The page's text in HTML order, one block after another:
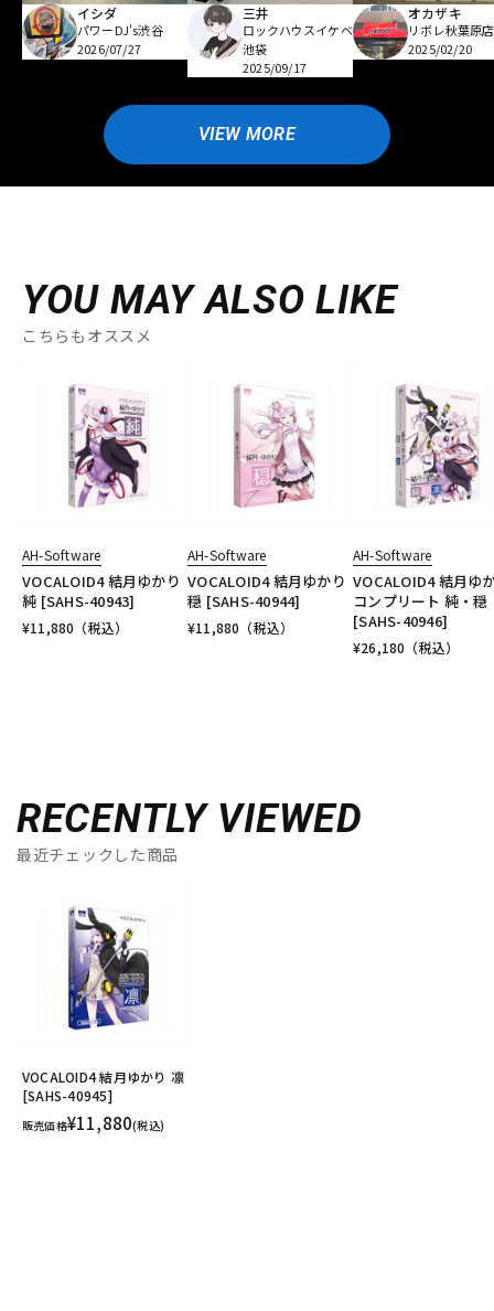
イシダ
パワーDJ's渋谷
2026/07/27
三井
ロックハウスイケベ
池袋
2025/09/17
オカザキ
リボレ秋葉原店
2025/02/20
VIEW MORE
YOU MAY ALSO LIKE
こちらもオススメ
AH-Software
VOCALOID4 結月ゆかり
純 [SAHS-40943]
¥11,880 （税込）
AH-Software
VOCALOID4 結月ゆかり
穏 [SAHS-40944]
¥11,880 （税込）
AH-Software
VOCALOID4 結月ゆ
コンプリート 純・穏
[SAHS-40946]
¥26,180 （税込）
RECENTLY VIEWED
最近チェックした商品
VOCALOID4 結月ゆかり 凛
[SAHS-40945]
販売価格¥11,880(税込)